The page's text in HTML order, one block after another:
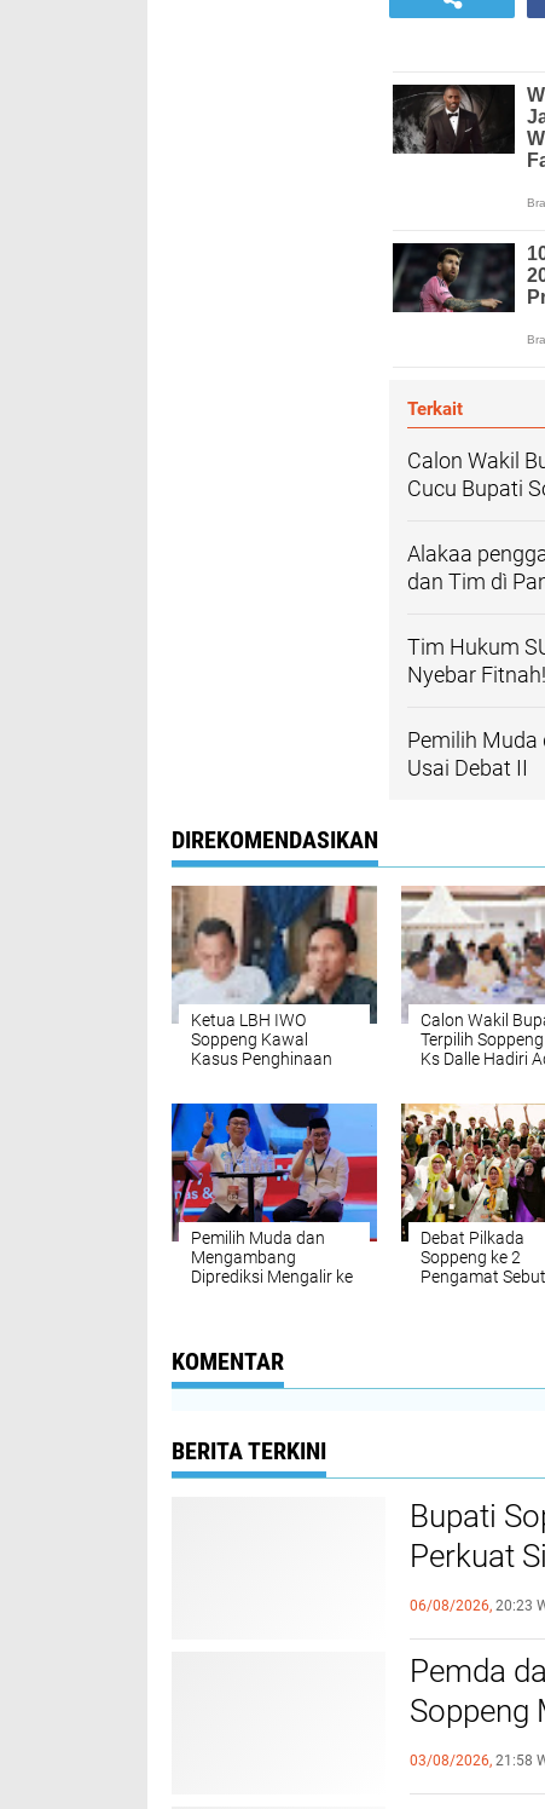
Terkait
Calon Wakil
Cucu Bupati
Alakaa
dan Tim dì
Tim Hukum
Nyebar Fitnah!
Pemilih Muda
Usai Debat II
DIREKOMENDASIKAN
Ketua LBH IWO
Soppeng Kawal
Kasus Penghinaan
Calon Wakil
Terpilih Soppeng
Ks Dalle Hadiri
Pemilih Muda dan
Mengambang
Diprediksi Mengalir ke
Debat Pilkada
Soppeng ke 2
Pengamat Sebut
KOMENTAR
BERITA TERKINI
Bupati
Perkuat
06/08/2026, 20:23
Pemda
Soppeng
APBD
03/08/2026, 21:58